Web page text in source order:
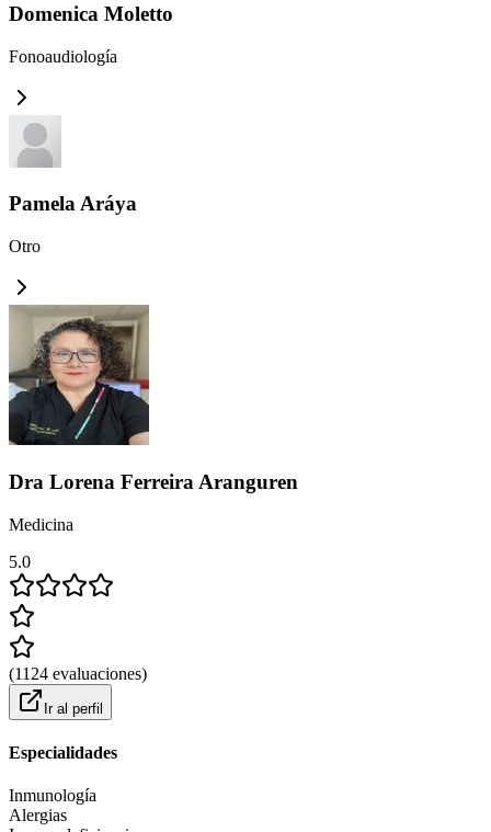
Domenica Moletto
Fonoaudiología
Pamela Aráya
Otro
Dra Lorena Ferreira Aranguren
Medicina
5.0
(1124 evaluaciones)
Ir al perfil
Especialidades
Inmunología
Alergias